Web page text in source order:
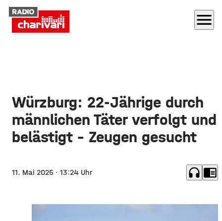
menu
Würzburg: 22-Jährige durch
männlichen Täter verfolgt und
belästigt - Zeugen gesucht
11. Mai 2025 · 13:24 Uhr headphones chrome_reader_mode